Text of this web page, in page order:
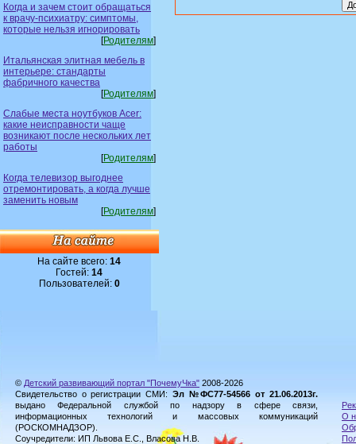
Когда и зачем стоит обращаться
к врачу-психиатру: симптомы,
которые нельзя игнорировать
[Родителям]
Итальянская элитная мебель в
интерьере: стандарты
фабричного качества
[Родителям]
Слабые места ноутбуков Acer:
какие неисправности чаще
возникают после нескольких лет
работы
[Родителям]
Когда телевизор выгоднее
отремонтировать, а когда лучше
заменить новым
[Родителям]
На сайте всего:14
Гостей:14
Пользователей: 0
© Детский развивающий портал "ПочемуЧка" 2008-2026
Свидетельство о регистрации СМИ: Эл №ФС77-54566 от 21.06.2013г.
выдано Федеральной службой по надзору в сфере связи,
информационных технологий и массовых коммуникаций
(РОСКОМНАДЗОР).
Соучредители: ИП Львова Е.С., Власова Н.В.
О